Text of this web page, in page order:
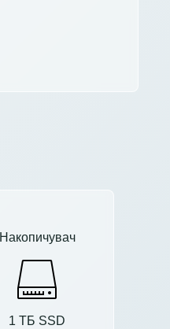
Накопичувач
1 ТБ SSD